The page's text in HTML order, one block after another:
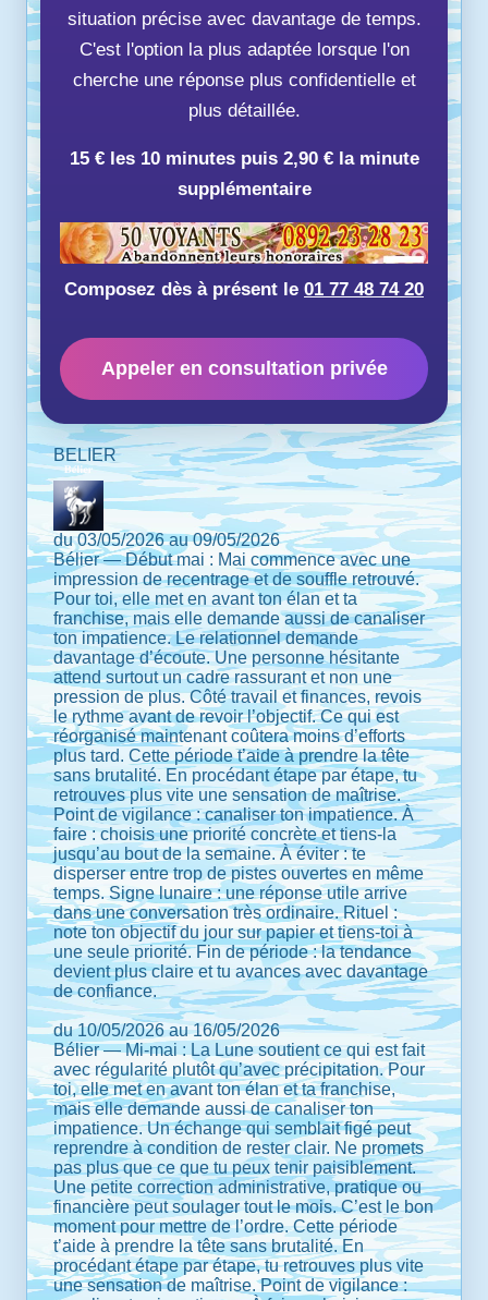
situation précise avec davantage de temps.
C'est l'option la plus adaptée lorsque l'on
cherche une réponse plus confidentielle et
plus détaillée.
15 € les 10 minutes puis 2,90 € la minute
supplémentaire
Composez dès à présent le 01 77 48 74 20
Appeler en consultation privée
BELIER
du 03/05/2026 au 09/05/2026
Bélier — Début mai : Mai commence avec une
impression de recentrage et de souffle retrouvé.
Pour toi, elle met en avant ton élan et ta
franchise, mais elle demande aussi de canaliser
ton impatience. Le relationnel demande
davantage d’écoute. Une personne hésitante
attend surtout un cadre rassurant et non une
pression de plus. Côté travail et finances, revois
le rythme avant de revoir l’objectif. Ce qui est
réorganisé maintenant coûtera moins d’efforts
plus tard. Cette période t’aide à prendre la tête
sans brutalité. En procédant étape par étape, tu
retrouves plus vite une sensation de maîtrise.
Point de vigilance : canaliser ton impatience. À
faire : choisis une priorité concrète et tiens-la
jusqu’au bout de la semaine. À éviter : te
disperser entre trop de pistes ouvertes en même
temps. Signe lunaire : une réponse utile arrive
dans une conversation très ordinaire. Rituel :
note ton objectif du jour sur papier et tiens-toi à
une seule priorité. Fin de période : la tendance
devient plus claire et tu avances avec davantage
de confiance.
du 10/05/2026 au 16/05/2026
Bélier — Mi-mai : La Lune soutient ce qui est fait
avec régularité plutôt qu’avec précipitation. Pour
toi, elle met en avant ton élan et ta franchise,
mais elle demande aussi de canaliser ton
impatience. Un échange qui semblait figé peut
reprendre à condition de rester clair. Ne promets
pas plus que ce que tu peux tenir paisiblement.
Une petite correction administrative, pratique ou
financière peut soulager tout le mois. C’est le bon
moment pour mettre de l’ordre. Cette période
t’aide à prendre la tête sans brutalité. En
procédant étape par étape, tu retrouves plus vite
une sensation de maîtrise. Point de vigilance :